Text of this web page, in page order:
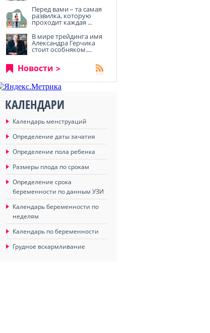
Перед вами – та самая
развилка, которую
проходит каждая ...
В мире трейдинга имя
Александра Герчика
стоит особняком....
Новости
КАЛЕНДАРИ
Календарь менструаций
Определение даты зачатия
Определение пола ребенка
Размеры плода по срокам
Определение срока
беременности по данным УЗИ
Календарь беременности по
неделям
Календарь по беременности
Грудное вскармливание